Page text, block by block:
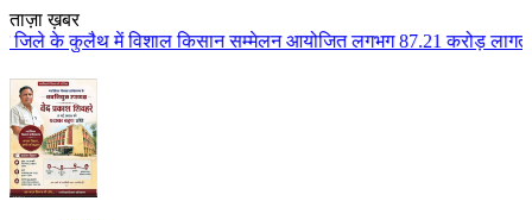
ताज़ा ख़बर
सम्मेलन आयोजित लगभग 87.21 करोड़ लागत के 41 विकास कार्यों